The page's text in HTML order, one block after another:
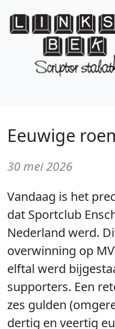
Eeuwige
30 mei 2026
Vandaag is het
dat Sportclub
Nederland werd.
overwinning op
elftal werd
supporters. Een
zes gulden
dertig en veertig